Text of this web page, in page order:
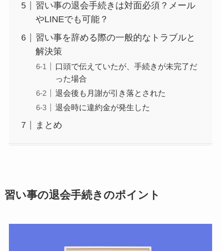
習い事の退会手続きは対面必須？メール
やLINEでも可能？
習い事を辞める際の一般的なトラブルと
解決策
口頭で伝えていたが、手続きが未完了だ
った場合
退会後も月謝が引き落とされた
退会時に違約金が発生した
まとめ
習い事の退会手続きのポイント